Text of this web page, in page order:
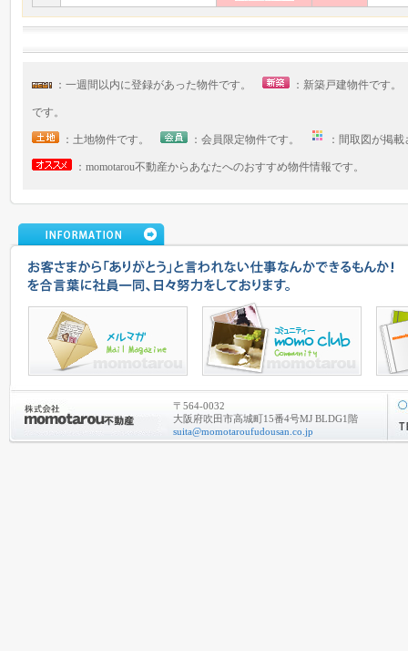
：一週間以内に登録があった物件です。 ：新築戸建物件です
です。
：土地物件です。 ：会員限定物件です。 ：間取図が掲
：momotarou不動産からあなたへのおすすめ物件情報です。
〒564-0032
大阪府吹田市高城町15番4号MJ BLDG1階
suita@momotaroufudousan.co.jp